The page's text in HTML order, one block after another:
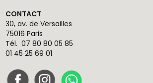
CONTACT
30, av. de Versailles
75016 Paris
Tél.07 80 80 05 85
01 45 25 69 01